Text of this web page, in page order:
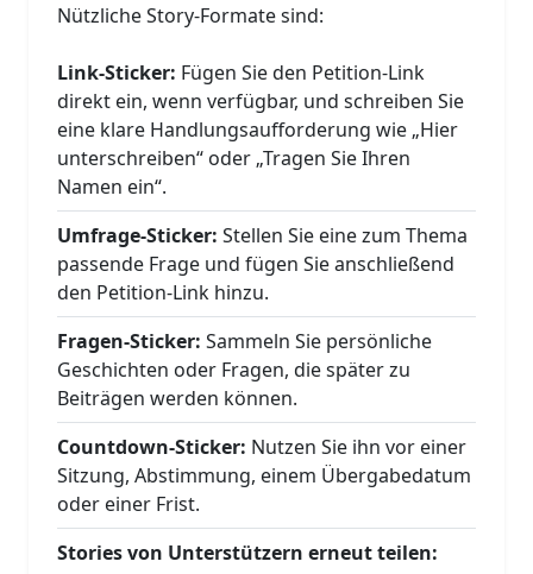
Nützliche Story-Formate sind:
Link-Sticker: Fügen Sie den Petition-Link
direkt ein, wenn verfügbar, und schreiben Sie
eine klare Handlungsaufforderung wie „Hier
unterschreiben“ oder „Tragen Sie Ihren
Namen ein“.
Umfrage-Sticker: Stellen Sie eine zum Thema
passende Frage und fügen Sie anschließend
den Petition-Link hinzu.
Fragen-Sticker: Sammeln Sie persönliche
Geschichten oder Fragen, die später zu
Beiträgen werden können.
Countdown-Sticker: Nutzen Sie ihn vor einer
Sitzung, Abstimmung, einem Übergabedatum
oder einer Frist.
Stories von Unterstützern erneut teilen: